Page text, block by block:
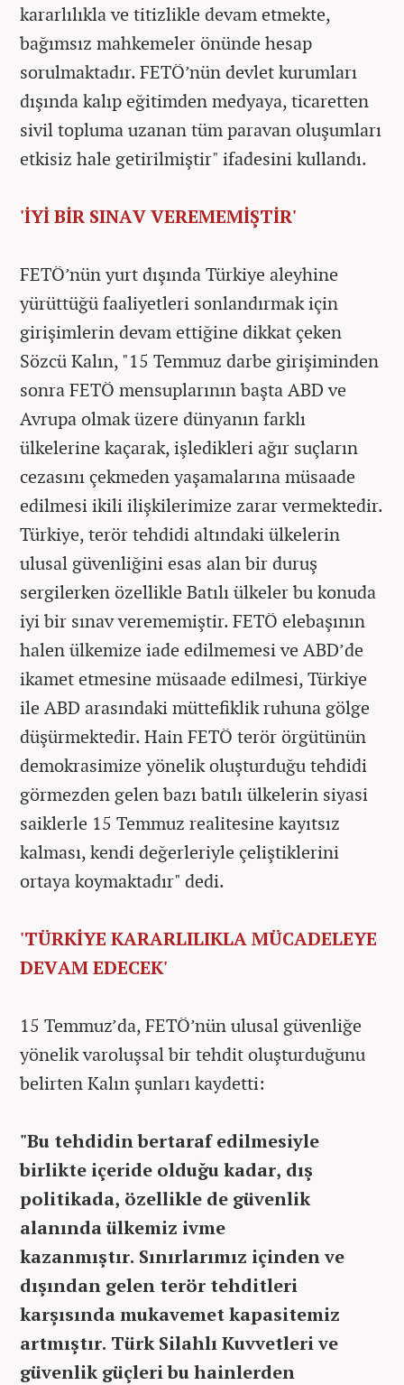
kararlılıkla ve titizlikle devam etmekte,
bağımsız mahkemeler önünde hesap
sorulmaktadır. FETÖ’nün devlet kurumları
dışında kalıp eğitimden medyaya, ticaretten
sivil topluma uzanan tüm paravan oluşumları
etkisiz hale getirilmiştir" ifadesini kullandı.
'İYİ BİR SINAV VEREMEMİŞTİR'
FETÖ’nün yurt dışında Türkiye aleyhine
yürüttüğü faaliyetleri sonlandırmak için
girişimlerin devam ettiğine dikkat çeken
Sözcü Kalın, "15 Temmuz darbe girişiminden
sonra FETÖ mensuplarının başta ABD ve
Avrupa olmak üzere dünyanın farklı
ülkelerine kaçarak, işledikleri ağır suçların
cezasını çekmeden yaşamalarına müsaade
edilmesi ikili ilişkilerimize zarar vermektedir.
Türkiye, terör tehdidi altındaki ülkelerin
ulusal güvenliğini esas alan bir duruş
sergilerken özellikle Batılı ülkeler bu konuda
iyi bir sınav verememiştir. FETÖ elebaşının
halen ülkemize iade edilmemesi ve ABD’de
ikamet etmesine müsaade edilmesi, Türkiye
ile ABD arasındaki müttefiklik ruhuna gölge
düşürmektedir. Hain FETÖ terör örgütünün
demokrasimize yönelik oluşturduğu tehdidi
görmezden gelen bazı batılı ülkelerin siyasi
saiklerle 15 Temmuz realitesine kayıtsız
kalması, kendi değerleriyle çeliştiklerini
ortaya koymaktadır" dedi.
'TÜRKİYE KARARLILIKLA MÜCADELEYE
DEVAM EDECEK'
15 Temmuz’da, FETÖ’nün ulusal güvenliğe
yönelik varoluşsal bir tehdit oluşturduğunu
belirten Kalın şunları kaydetti:
"Bu tehdidin bertaraf edilmesiyle
birlikte içeride olduğu kadar, dış
politikada, özellikle de güvenlik
alanında ülkemiz ivme
kazanmıştır. Sınırlarımız içinden ve
dışından gelen terör tehditleri
karşısında mukavemet kapasitemiz
artmıştır. Türk Silahlı Kuvvetleri ve
güvenlik güçleri bu hainlerden